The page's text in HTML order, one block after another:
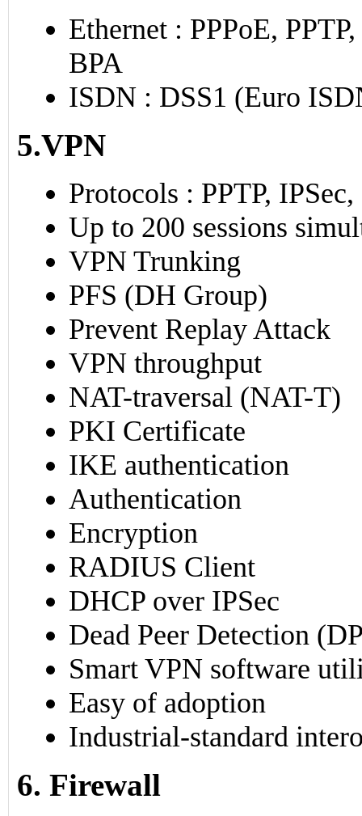
Ethernet : PPPoE,
BPA
ISDN : DSS1 (Euro
5.VPN
Protocols : PPTP,
Up to 200 sessions
VPN Trunking
PFS (DH Group)
Prevent Replay Attack
VPN throughput
NAT-traversal (NAT-T)
PKI Certificate
IKE authentication
Authentication
Encryption
RADIUS Client
DHCP over IPSec
Dead Peer Detection
Smart VPN software
Easy of adoption
Industrial-standard
6. Firewall